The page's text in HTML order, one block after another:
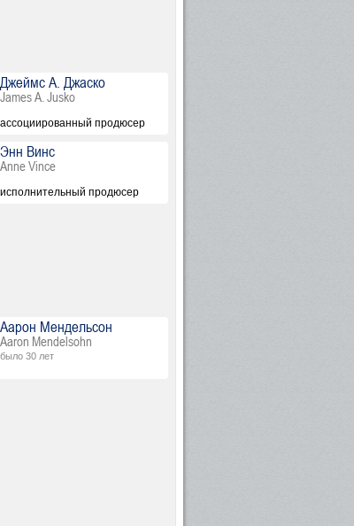
Джеймс А. Джаско
James A. Jusko
ассоциированный продюсер
Энн Винс
Anne Vince
исполнительный продюсер
Аарон Мендельсон
Aaron Mendelsohn
было 30 лет